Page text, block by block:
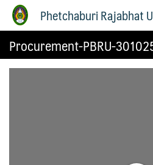
Phetchaburi Rajabhat
Procurement-PBRU-